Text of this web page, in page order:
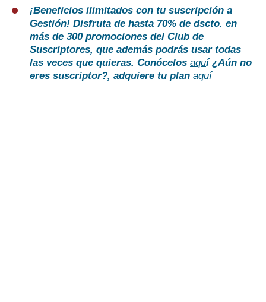
¡Beneficios ilimitados con tu suscripción a
Gestión! Disfruta de hasta 70% de dscto. en
más de 300 promociones del Club de
Suscriptores, que además podrás usar todas
las veces que quieras. Conócelos aquí ¿Aún no
eres suscriptor?, adquiere tu plan aquí